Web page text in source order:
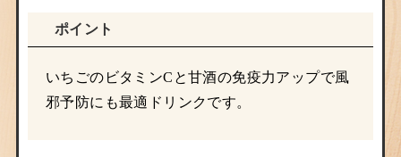
ポイント
いちごのビタミンCと甘酒の免疫力アップで風
邪予防にも最適ドリンクです。